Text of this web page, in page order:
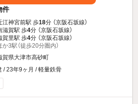
件
江神宮前駅 歩18分 （京阪石坂線）
滋賀駅 歩4分 （京阪石坂線）
賀里駅 歩4分 （京阪石坂線）
か3駅（徒歩20分圏内）
賀県大津市高砂町
/ 23年9ヶ月 / 軽量鉄骨